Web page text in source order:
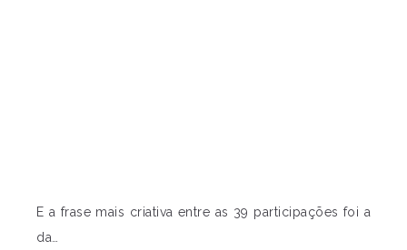
E a frase mais criativa entre as 39 participações foi a
da…